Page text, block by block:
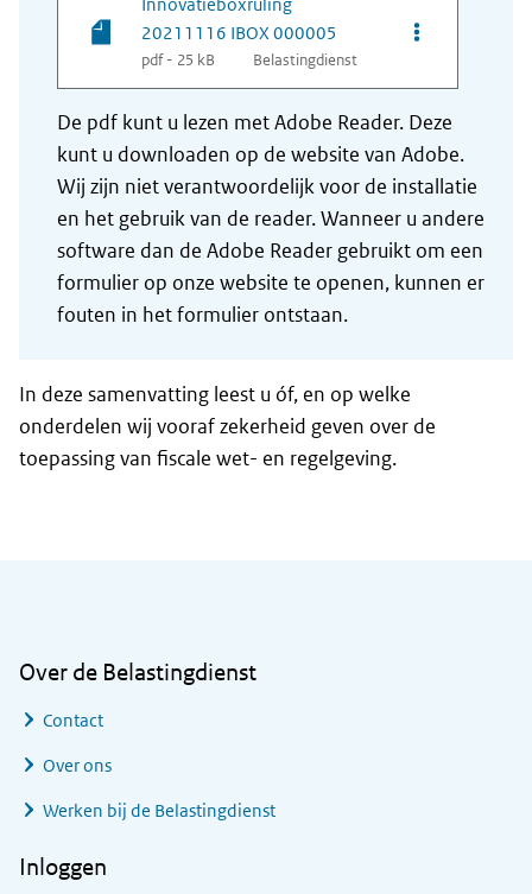
20211116 IBOX 000005
pdf - 25 kB Belastingdienst
Opties van
De pdf kunt u lezen met Adobe Reader. Deze
kunt u downloaden op de website van Adobe.
Wij zijn niet verantwoordelijk voor de installatie
en het gebruik van de reader. Wanneer u andere
software dan de Adobe Reader gebruikt om een
formulier op onze website te openen, kunnen er
fouten in het formulier ontstaan.
In deze samenvatting leest u óf, en op welke
onderdelen wij vooraf zekerheid geven over de
toepassing van fiscale wet- en regelgeving.
Over de Belastingdienst
Contact
Over ons
Werken bij de Belastingdienst
Inloggen